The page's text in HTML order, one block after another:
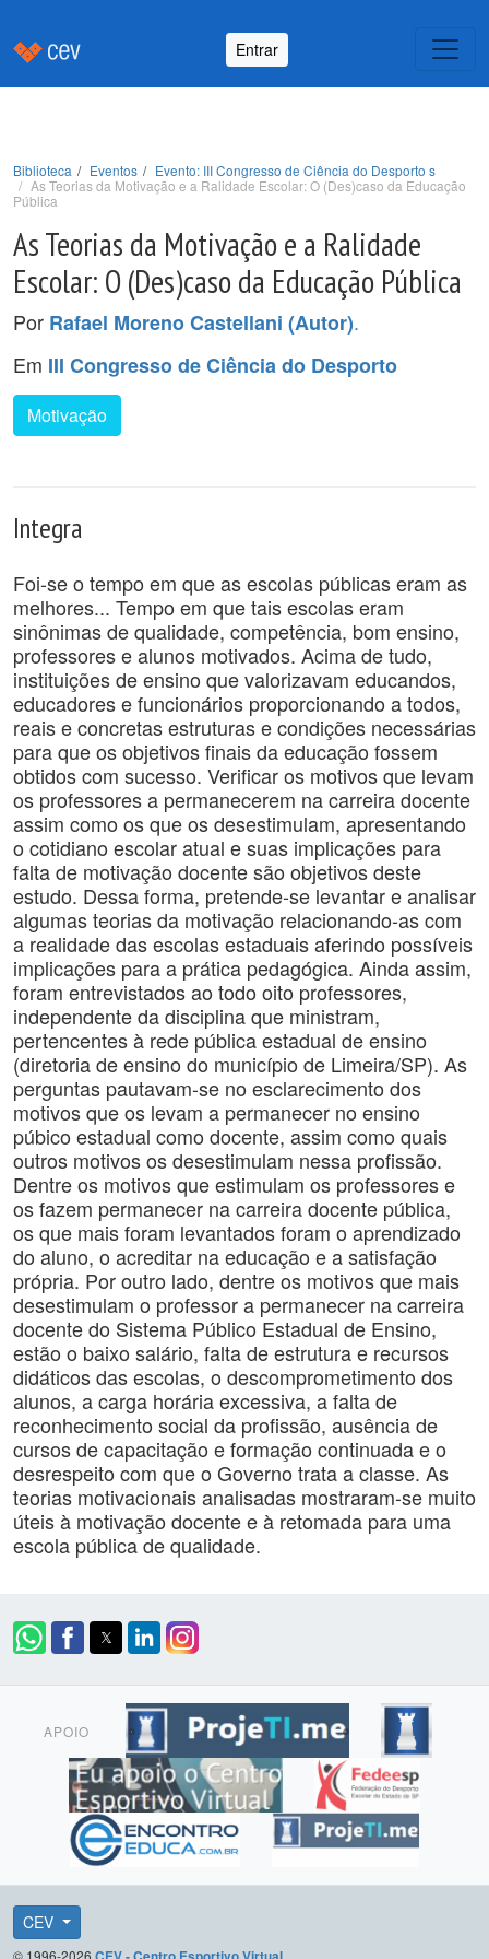
Entrar
Biblioteca Eventos
Evento: III Congresso de Ciência do Desporto s
As Teorias da Motivação e a Ralidade Escolar: O (Des)caso da Educação
Pública
As Teorias da Motivação e a Ralidade
Escolar: O (Des)caso da Educação Pública
Por Rafael Moreno Castellani (Autor).
Em III Congresso de Ciência do Desporto
Motivação
Integra
Foi-se o tempo em que as escolas públicas eram as
melhores... Tempo em que tais escolas eram
sinônimas de qualidade, competência, bom ensino,
professores e alunos motivados. Acima de tudo,
instituições de ensino que valorizavam educandos,
educadores e funcionários proporcionando a todos,
reais e concretas estruturas e condições necessárias
para que os objetivos finais da educação fossem
obtidos com sucesso. Verificar os motivos que levam
os professores a permanecerem na carreira docente
assim como os que os desestimulam, apresentando
o cotidiano escolar atual e suas implicações para
falta de motivação docente são objetivos deste
estudo. Dessa forma, pretende-se levantar e analisar
algumas teorias da motivação relacionando-as com
a realidade das escolas estaduais aferindo possíveis
implicações para a prática pedagógica. Ainda assim,
foram entrevistados ao todo oito professores,
independente da disciplina que ministram,
pertencentes à rede pública estadual de ensino
(diretoria de ensino do município de Limeira/SP). As
perguntas pautavam-se no esclarecimento dos
motivos que os levam a permanecer no ensino
púbico estadual como docente, assim como quais
outros motivos os desestimulam nessa profissão.
Dentre os motivos que estimulam os professores e
os fazem permanecer na carreira docente pública,
os que mais foram levantados foram o aprendizado
do aluno, o acreditar na educação e a satisfação
própria. Por outro lado, dentre os motivos que mais
desestimulam o professor a permanecer na carreira
docente do Sistema Público Estadual de Ensino,
estão o baixo salário, falta de estrutura e recursos
didáticos das escolas, o descomprometimento dos
alunos, a carga horária excessiva, a falta de
reconhecimento social da profissão, ausência de
cursos de capacitação e formação continuada e o
desrespeito com que o Governo trata a classe. As
teorias motivacionais analisadas mostraram-se muito
úteis à motivação docente e à retomada para uma
escola pública de qualidade.
APOIO
CEV
© 1996-2026